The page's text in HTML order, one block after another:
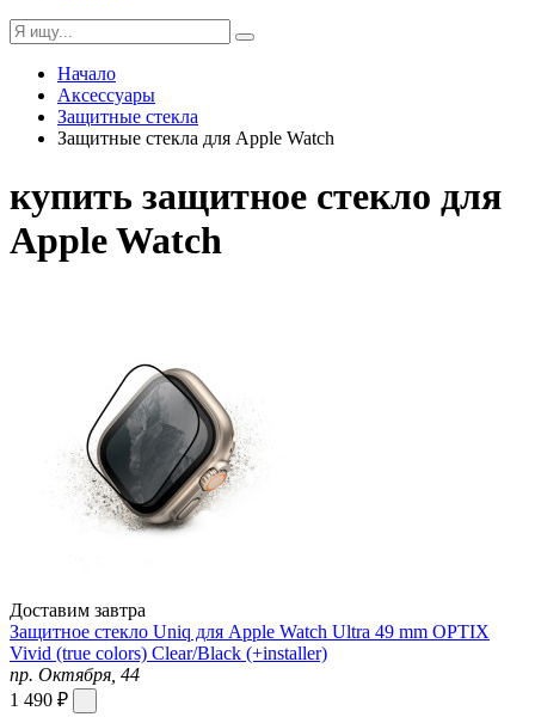
Начало
Аксессуары
Защитные стекла
Защитные стекла для Apple Watch
купить защитное стекло для
Apple Watch
Доставим завтра
Защитное стекло Uniq для Apple Watch Ultra 49 mm OPTIX
Vivid (true colors) Clear/Black (+installer)
пр. Октября, 44
1 490 ₽